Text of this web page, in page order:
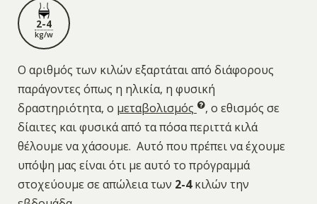
2-4
kg/w
Ο αριθμός των κιλών εξαρτάται από διάφορους
παράγοντες όπως η ηλικία, η φυσική
δραστηριότητα, ο μεταβολισμός
, ο εθισμός σε
δίαιτες και φυσικά από τα πόσα περιττά κιλά
θέλουμε να χάσουμε. Αυτό που πρέπει να έχουμε
υπόψη μας είναι ότι με αυτό το πρόγραμμά
στοχεύουμε σε απώλεια των 2-4κιλών την